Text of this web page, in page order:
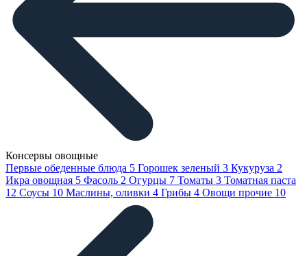
Консервы овощные
Первые обеденные блюда 5 Горошек зеленый 3 Кукуруза 2
Икра овощная 5 Фасоль 2 Огурцы 7 Томаты 3 Томатная паста
12 Соусы 10 Маслины, оливки 4 Грибы 4 Овощи прочие 10